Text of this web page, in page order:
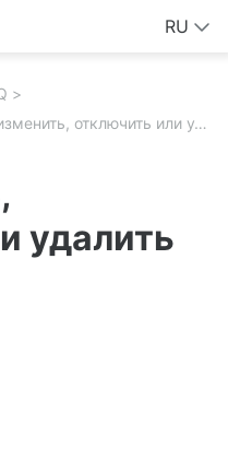
RU
Как изменить, отключить или удалить алиас?
удалить